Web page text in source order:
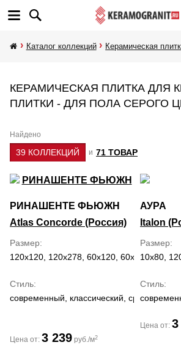
Каталог коллекций Керамическая
КЕРАМИЧЕСКАЯ ПЛИТКА ДЛЯ
ПЛИТКИ - ДЛЯ ПОЛА СЕРОГО
Найдено
39 КОЛЛЕКЦИЙ и 71 ТОВАР
РИНАШЕНТЕ ФЬЮЖН
Atlas Concorde (Россия)
Размер
120x120, 120x278, 60x120, 60x60, 7.5x30,
Стиль
современный, классический,
Цена от: 3 239 руб./м2
АУРА
Italon
Размер
10x80,
Стиль
Цена от: 3